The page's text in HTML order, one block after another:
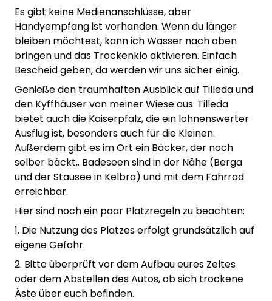
Es gibt keine Medienanschlüsse, aber
Handyempfang ist vorhanden. Wenn du länger
bleiben möchtest, kann ich Wasser nach oben
bringen und das Trockenklo aktivieren. Einfach
Bescheid geben, da werden wir uns sicher einig.
Genieße den traumhaften Ausblick auf Tilleda und
den Kyffhäuser von meiner Wiese aus. Tilleda
bietet auch die Kaiserpfalz, die ein lohnenswerter
Ausflug ist, besonders auch für die Kleinen.
Außerdem gibt es im Ort ein Bäcker, der noch
selber bäckt,. Badeseen sind in der Nähe (Berga
und der Stausee in Kelbra) und mit dem Fahrrad
erreichbar.
Hier sind noch ein paar Platzregeln zu beachten:
1. Die Nutzung des Platzes erfolgt grundsätzlich auf
eigene Gefahr.
2. Bitte überprüft vor dem Aufbau eures Zeltes
oder dem Abstellen des Autos, ob sich trockene
Äste über euch befinden.